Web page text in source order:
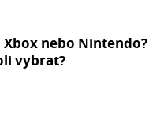
Xbox nebo Nintendo?
vybrat?